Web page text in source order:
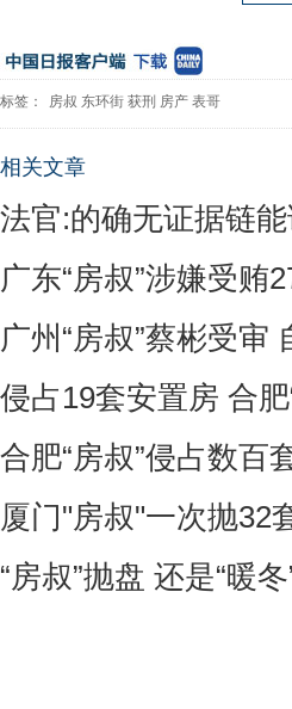
标签： 房叔 东环街 获刑 房产 表哥
相关文章
法官:的确无证据链
广东“房叔”涉嫌受贿
广州“房叔”蔡彬受审
侵占19套安置房 合
合肥“房叔”侵占数百
厦门"房叔"一次抛32
“房叔”抛盘 还是“暖